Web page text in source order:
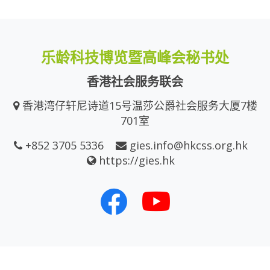
乐龄科技博览暨高峰会秘书处
香港社会服务联会
香港湾仔轩尼诗道15号温莎公爵社会服务大厦7楼
701室
+852 3705 5336
gies.info@hkcss.org.hk
https://gies.hk